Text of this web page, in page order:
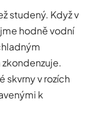
studený. Když v
hodně vodní
skvrny v rozích
k